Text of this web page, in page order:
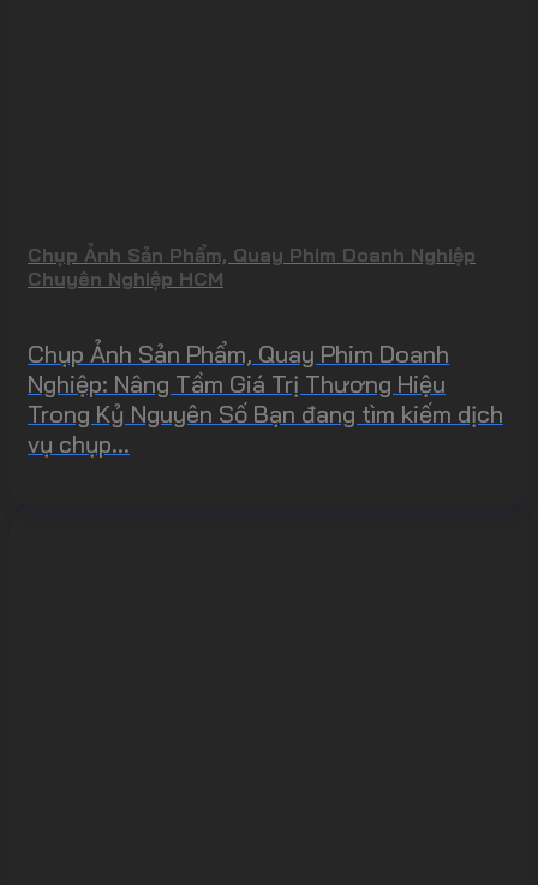
Chụp Ảnh Sản Phẩm, Quay Phim Doanh Nghiệp
Chuyên Nghiệp HCM
Chụp Ảnh Sản Phẩm, Quay Phim Doanh
Nghiệp: Nâng Tầm Giá Trị Thương Hiệu
Trong Kỷ Nguyên Số Bạn đang tìm kiếm dịch
vụ chụp...